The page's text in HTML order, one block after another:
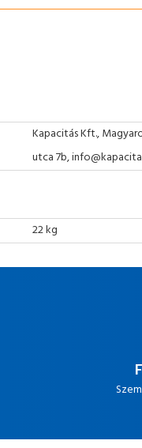
Kapacitás Kft.,
utca 7b,
22 kg